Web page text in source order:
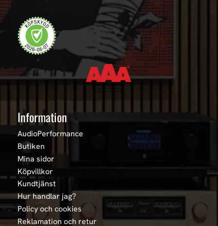
Information
AudioPerformance
Butiken
Mina sidor
Köpvillkor
Kundtjänst
Hur handlar jag?
Policy och cookies
Reklamation och retur